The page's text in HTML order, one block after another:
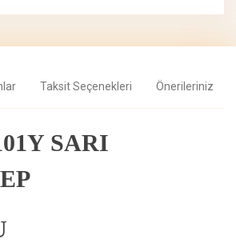
Taksit Seçenekleri Önerileriniz
SARI